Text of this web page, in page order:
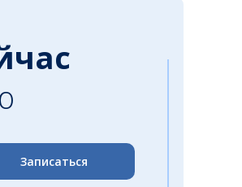
Записаться